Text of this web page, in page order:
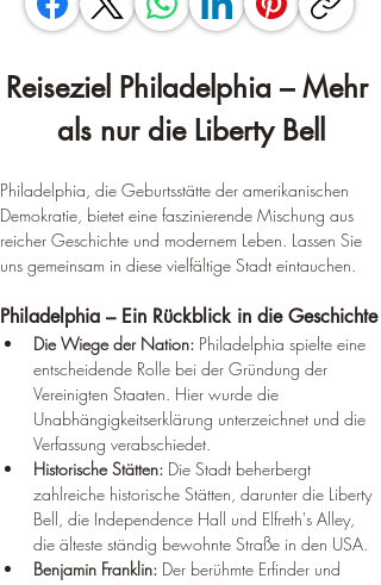
Reiseziel Philadelphia – Mehr
als nur die Liberty Bell
Philadelphia, die Geburtsstätte der amerikanischen
Demokratie, bietet eine faszinierende Mischung aus
reicher Geschichte und modernem Leben. Lassen Sie
uns gemeinsam in diese vielfältige Stadt eintauchen.
Philadelphia – Ein Rückblick in die Geschichte
Die Wiege der Nation: Philadelphia spielte eine
entscheidende Rolle bei der Gründung der
Vereinigten Staaten. Hier wurde die
Unabhängigkeitserklärung unterzeichnet und die
Verfassung verabschiedet.
Historische Stätten: Die Stadt beherbergt
zahlreiche historische Stätten, darunter die Liberty
Bell, die Independence Hall und Elfreth's Alley,
die älteste ständig bewohnte Straße in den USA.
Benjamin Franklin: Der berühmte Erfinder und